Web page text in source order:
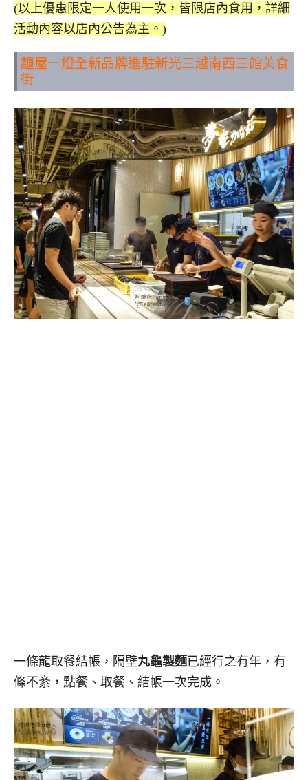
(以上優惠限定一人使用一次，皆限店內食用，詳細
活動內容以店內公告為主。)
麵屋一燈全新品牌進駐新光三越南西三館美食
街
一條龍取餐結帳，隔壁丸龜製麵已經行之有年，有
條不紊，點餐、取餐、結帳一次完成。